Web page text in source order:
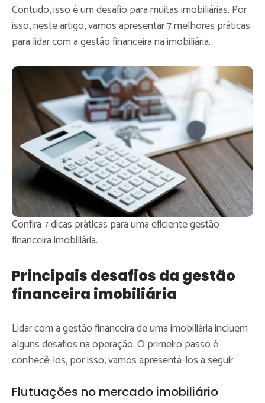
Contudo, isso é um desafio para muitas imobiliárias. Por
isso, neste artigo, vamos apresentar 7 melhores práticas
para lidar com a gestão financeira na imobiliária.
Confira 7 dicas práticas para uma eficiente gestão
financeira imobiliária.
Principais desafios da gestão
financeira imobiliária
Lidar com a gestão financeira de uma imobiliária incluem
alguns desafios na operação. O primeiro passo é
conhecê-los, por isso, vamos apresentá-los a seguir.
Flutuações no mercado imobiliário